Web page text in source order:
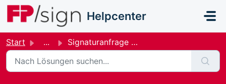
Zum hauptsächlichen Inhalt gehen
Helpcenter
Start ... Signaturanfrage mit mehreren Dokumenten erstellen